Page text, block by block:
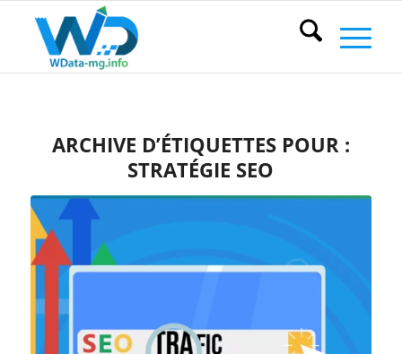
ARCHIVE D’ÉTIQUETTES POUR :
STRATÉGIE SEO